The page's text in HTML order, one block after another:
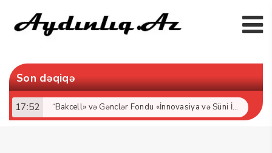
Son dəqiqə
17:52 “Bakcell» və Gənclər Fondu «İnnovasiya və Süni İntellekt» üzrə təqaüd proqramının qalibləri ilə görüş keçirib